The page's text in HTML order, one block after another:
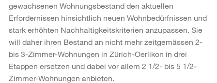
gewachsenen Wohnungsbestand den aktuellen
Erfordernissen hinsichtlich neuen Wohnbedürfnissen und
stark erhöhten Nachhaltigkeitskriterien anzupassen. Sie
will daher ihren Bestand an nicht mehr zeitgemässen 2-
bis 3-Zimmer-Wohnungen in Zürich-Oerlikon in drei
Etappen ersetzen und dabei vor allem 2 1/2- bis 5 1/2-
Zimmer-Wohnungen anbieten.